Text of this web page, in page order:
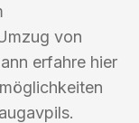
von
erfahre hier